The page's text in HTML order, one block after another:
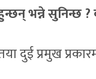
भन्ने सुनिन्छ
दुई प्रमुख